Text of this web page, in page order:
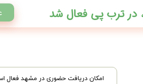
​امکان دریافت حضوری در مشهد فعال